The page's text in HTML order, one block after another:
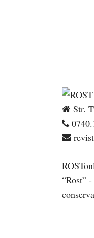
Str.
“Rost”